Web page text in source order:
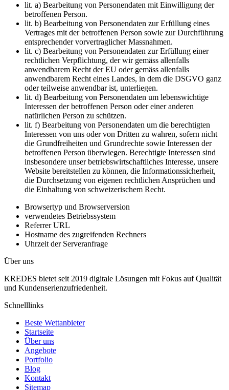
lit. a) Bearbeitung von Personendaten mit Einwilligung der
betroffenen Person.
lit. b) Bearbeitung von Personendaten zur Erfüllung eines
Vertrages mit der betroffenen Person sowie zur Durchführung
entsprechender vorvertraglicher Massnahmen.
lit. c) Bearbeitung von Personendaten zur Erfüllung einer
rechtlichen Verpflichtung, der wir gemäss allenfalls
anwendbarem Recht der EU oder gemäss allenfalls
anwendbarem Recht eines Landes, in dem die DSGVO ganz
oder teilweise anwendbar ist, unterliegen.
lit. d) Bearbeitung von Personendaten um lebenswichtige
Interessen der betroffenen Person oder einer anderen
natürlichen Person zu schützen.
lit. f) Bearbeitung von Personendaten um die berechtigten
Interessen von uns oder von Dritten zu wahren, sofern nicht
die Grundfreiheiten und Grundrechte sowie Interessen der
betroffenen Person überwiegen. Berechtigte Interessen sind
insbesondere unser betriebswirtschaftliches Interesse, unsere
Website bereitstellen zu können, die Informationssicherheit,
die Durchsetzung von eigenen rechtlichen Ansprüchen und
die Einhaltung von schweizerischem Recht.
Browsertyp und Browserversion
verwendetes Betriebssystem
Referrer URL
Hostname des zugreifenden Rechners
Uhrzeit der Serveranfrage
Über uns
KREDES bietet seit 2019 digitale Lösungen mit Fokus auf Qualität
und Kundenserienzufriedenheit.
Schnelllinks
Beste Wettanbieter
Startseite
Über uns
Angebote
Portfolio
Blog
Kontakt
Sitemap